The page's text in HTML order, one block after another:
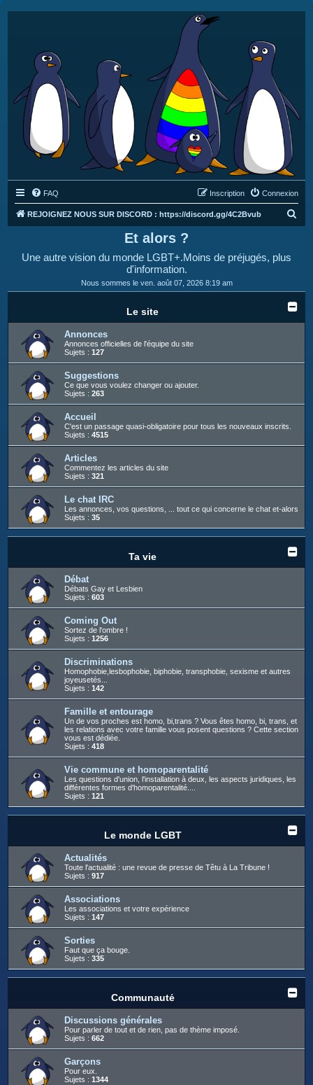
FAQ Connexion
Inscription
REJOIGNEZ NOUS SUR DISCORD : https://discord.gg/4C2Bvub
r
Et alors ?
Une autre vision du monde LGBT+.Moins de préjugés, plus
d'information.
Nous sommes le ven. août 07, 2026 8:19 am
Le site
Annonces
Annonces officielles de l'équipe du site
Sujets : 127
Suggestions
Ce que vous voulez changer ou ajouter.
Sujets : 263
Accueil
C'est un passage quasi-obligatoire pour tous les nouveaux inscrits.
Sujets : 4515
Articles
Commentez les articles du site
Sujets : 321
Le chat IRC
Les annonces, vos questions, ... tout ce qui concerne le chat et-alors
Sujets : 35
Ta vie
Débat
Débats Gay et Lesbien
Sujets : 603
Coming Out
Sortez de l'ombre !
Sujets : 1256
Discriminations
Homophobie,lesbophobie, biphobie, transphobie, sexisme et autres
joyeusetés...
Sujets : 142
Famille et entourage
Un de vos proches est homo, bi,trans ? Vous êtes homo, bi, trans, et
les relations avec votre famille vous posent questions ? Cette section
vous est dédiée.
Sujets : 418
Vie commune et homoparentalité
Les questions d'union, l'installation à deux, les aspects juridiques, les
différentes formes d'homoparentalité....
Sujets : 121
Le monde LGBT
Actualités
Toute l'actualité : une revue de presse de Têtu à La Tribune !
Sujets : 917
Associations
Les associations et votre expérience
Sujets : 147
Sorties
Faut que ça bouge.
Sujets : 335
Communauté
Discussions générales
Pour parler de tout et de rien, pas de thème imposé.
Sujets : 662
Garçons
Pour eux.
Sujets : 1344